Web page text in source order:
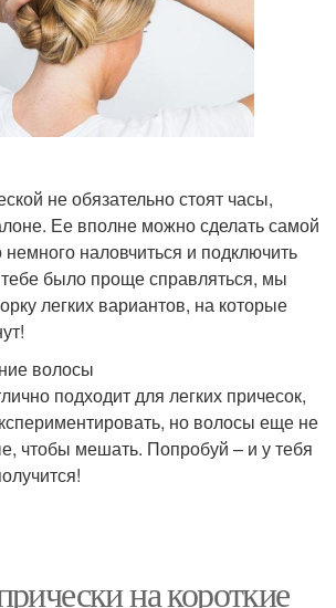
не обязательно стоят часы,
Ее вполне можно сделать самой
немного наловчиться и подключить
было проще справляться, мы
легких вариантов, на которые
волосы
подходит для легких причесок,
но волосы еще не
чтобы мешать. Попробуй – и у тебя
на короткие